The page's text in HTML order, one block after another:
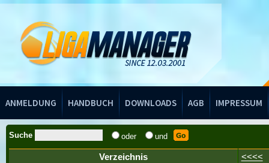
ANMELDUNG HANDBUCH DOWNLOADS AGB IMPRESSUM
Handbuch
Suche oder und
Verzeichnis <<<<